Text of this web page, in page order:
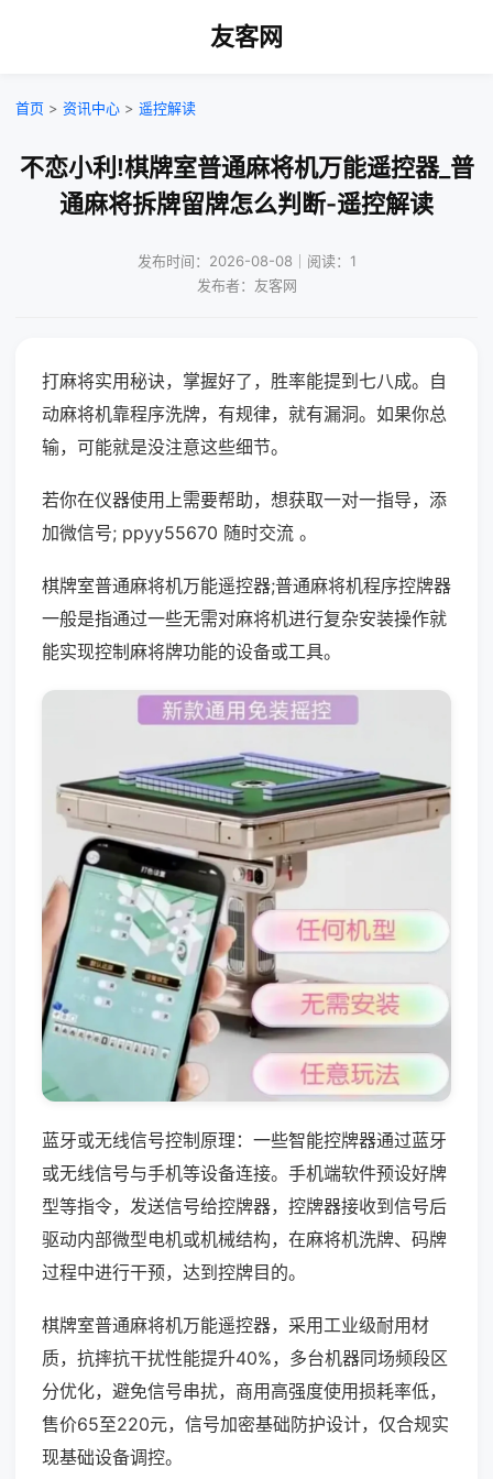
友客网
首页 > 资讯中心 > 遥控解读
不恋小利!棋牌室普通麻将机万能遥控器_普
通麻将拆牌留牌怎么判断-遥控解读
发布时间：2026-08-08｜阅读：1
发布者：友客网
打麻将实用秘诀，掌握好了，胜率能提到七八成。自
动麻将机靠程序洗牌，有规律，就有漏洞。如果你总
输，可能就是没注意这些细节。
若你在仪器使用上需要帮助，想获取一对一指导，添
加微信号; ppyy55670 随时交流 。
棋牌室普通麻将机万能遥控器;普通麻将机程序控牌器
一般是指通过一些无需对麻将机进行复杂安装操作就
能实现控制麻将牌功能的设备或工具。
蓝牙或无线信号控制原理：一些智能控牌器通过蓝牙
或无线信号与手机等设备连接。手机端软件预设好牌
型等指令，发送信号给控牌器，控牌器接收到信号后
驱动内部微型电机或机械结构，在麻将机洗牌、码牌
过程中进行干预，达到控牌目的。
棋牌室普通麻将机万能遥控器，采用工业级耐用材
质，抗摔抗干扰性能提升40%，多台机器同场频段区
分优化，避免信号串扰，商用高强度使用损耗率低，
售价65至220元，信号加密基础防护设计，仅合规实
现基础设备调控。